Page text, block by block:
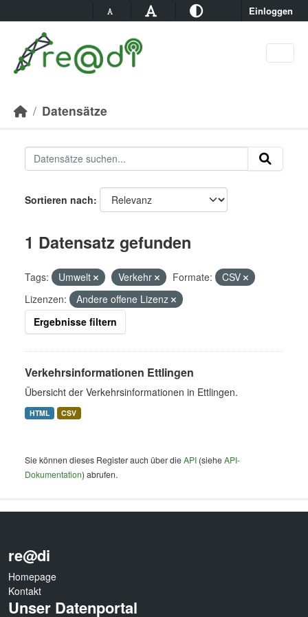
Einloggen
Datensätze
Sortieren nach
1 Datensatz gefunden
Tags: Umwelt Verkehr Formate:
CSV
Lizenzen:
Andere offene Lizenz
Ergebnisse filtern
Verkehrsinformationen Ettlingen
Übersicht der Verkehrsinformationen in Ettlingen.
HTML CSV
Sie können dieses Register auch über dieAPI (sieheAPI-
Dokumentation) abrufen.
re@di
Homepage
Kontakt
Unser Datenportal